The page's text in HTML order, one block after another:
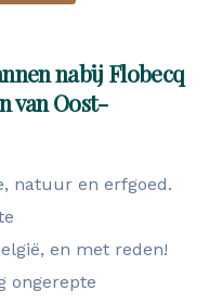
nabij Flobecq
van Oost-
natuur en erfgoed.
en met reden!
ongerepte